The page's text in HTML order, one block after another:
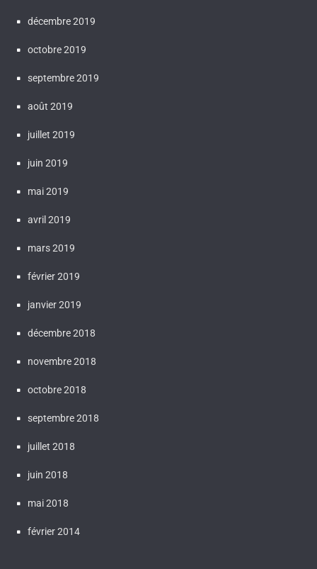
décembre 2019
octobre 2019
septembre 2019
août 2019
juillet 2019
juin 2019
mai 2019
avril 2019
mars 2019
février 2019
janvier 2019
décembre 2018
novembre 2018
octobre 2018
septembre 2018
juillet 2018
juin 2018
mai 2018
février 2014